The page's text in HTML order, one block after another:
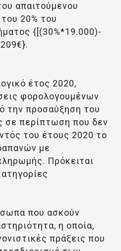
απαιτούμενου
20% του
{[(30%*19.000)-
έτος 2020,
φορολογουμένων
την προσαύξηση του
σε περίπτωση που δεν
του έτους 2020 το
με
Πρόκειται
που ασκούν
η οποία,
πράξεις που